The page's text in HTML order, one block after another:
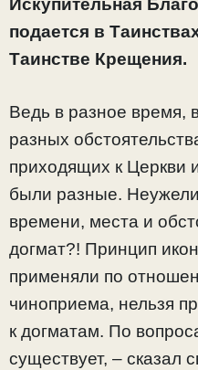
подается в
Таинстве Крещения.
Ведь в разное время,
разных
приходящих к Церкви
были разные.
времени, места и
догмат?! Принцип
применяли по
чиноприема, нельзя
к догматам. По
существует, – сказал